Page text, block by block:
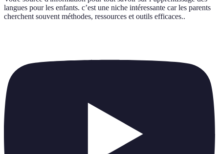
langues pour les enfants. c’est une niche intéressante car les parents
cherchent souvent méthodes, ressources et outils efficaces..